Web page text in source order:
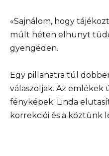
«Sajnálom, hogy
múlt héten elhunyt
gyengéden.
Egy pillanatra túl
válaszoljak. Az emlékek
fényképek: Linda
korrekciói és a köztünk